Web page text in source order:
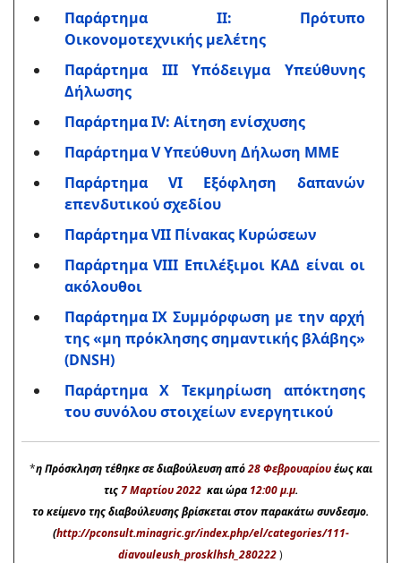
Παράρτημα ΙΙ: Πρότυπο
Οικονομοτεχνικής μελέτης
Παράρτημα IΙΙ Υπόδειγμα Υπεύθυνης
Δήλωσης
Παράρτημα IV: Αίτηση ενίσχυσης
Παράρτημα V Υπεύθυνη Δήλωση ΜΜΕ
Παράρτημα VI Εξόφληση δαπανών
επενδυτικού σχεδίου
Παράρτημα VII Πίνακας Κυρώσεων
Παράρτημα VIII Επιλέξιμοι ΚΑΔ είναι οι
ακόλουθοι
Παράρτημα IX Συμμόρφωση με την αρχή
της «μη πρόκλησης σημαντικής βλάβης»
(DNSH)
Παράρτημα X Τεκμηρίωση απόκτησης
του συνόλου στοιχείων ενεργητικού
*η Πρόσκληση τέθηκε σε διαβούλευση από28 Φεβρουαρίουέως και
τις7 Μαρτίου 2022 και ώρα12:00 μ.μ.
το κείμενο της διαβούλευσης βρίσκεται στον παρακάτω συνδεσμο.
(http://pconsult.minagric.gr/index.php/el/categories/111-
diavouleush_prosklhsh_280222)